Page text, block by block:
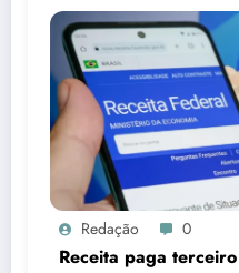
Redação 0
Receita paga